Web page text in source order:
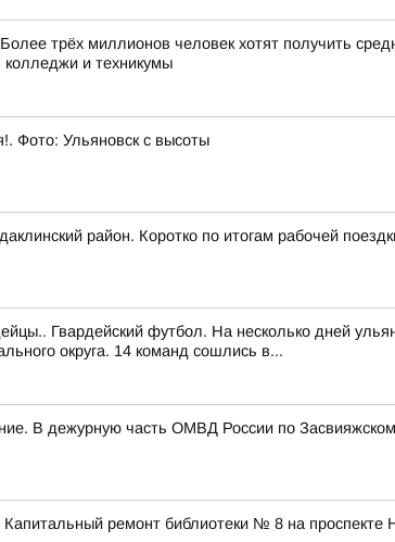
трёх миллионов человек хотят получить
колледжи и техникумы
Фото: Ульяновск с высоты
район. Коротко по итогам рабочей
Гвардейский футбол. На несколько дней
округа. 14 команд сошлись в...
В дежурную часть ОМВД России по
ремонт библиотеки № 8 на проспекте